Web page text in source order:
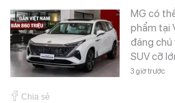
MG có
phẩm tại
đáng chú
SUV cỡ
3 giờ trước
Chia sẻ